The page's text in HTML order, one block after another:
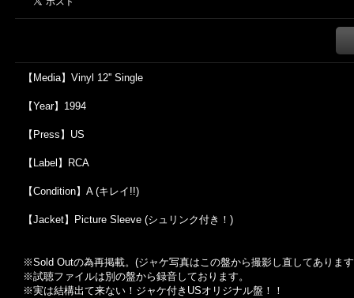
【Media】Vinyl 12'' Single
【Year】1994
【Press】US
【Label】RCA
【Condition】A (キレイ!!)
【Jacket】Picture Sleeve (シュリンク付き！)
※Sold Outの為再掲載。 (ジャケ写真はこの盤から撮影し直してありま
※試聴ファイルは別の盤から録音しております。
※実は結構出て来ない！ジャケ付きUSオリジナル盤！！